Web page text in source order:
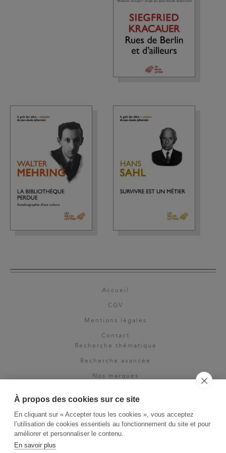
À propos des cookies sur ce site
En cliquant sur « Accepter tous les cookies », vous acceptez
l’utilisation de cookies essentiels au fonctionnement du site et pour
améliorer et personnaliser le contenu.
En savoir plus
Accueil
CGV
Mentions légales
Contact
Recherche thématique
Recherche avancée
Nos marques
Espace pro
Newsletter
La Vie des Classiques